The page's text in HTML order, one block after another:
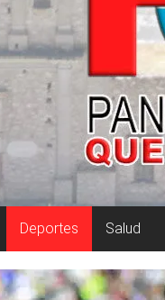
Deportes Salud